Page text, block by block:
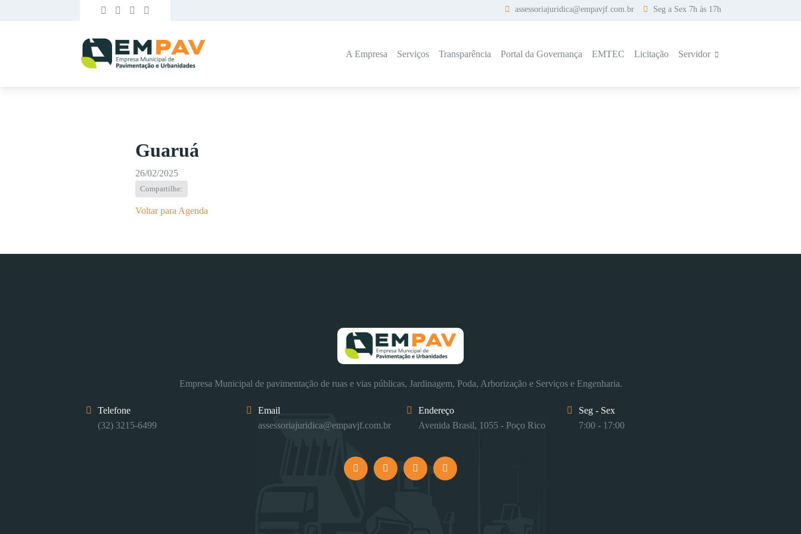
assessoriajuridica@empavjf.com.br Seg a Sex 7h às 17h
A Empresa Serviços Transparência Portal da Governança EMTEC Licitação Servidor
Guaruá
26/02/2025
Compartilhe:
Voltar para Agenda
Empresa Municipal de pavimentação de ruas e vias públicas, Jardinagem, Poda, Arborização e Serviços e Engenharia.
Telefone
(32) 3215-6499
Email
assessoriajuridica@empavjf.com.br
Endereço
Avenida Brasil, 1055 - Poço Rico
Seg - Sex
7:00 - 17:00